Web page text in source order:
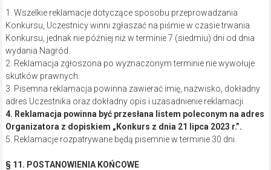
1. Wszelkie reklamacje dotyczące sposobu przeprowadzania
Konkursu, Uczestnicy winni zgłaszać na piśmie w czasie trwania
Konkursu, jednak nie później niż w terminie 7 (siedmiu) dni od dnia
wydania Nagród.
2. Reklamacja zgłoszona po wyznaczonym terminie nie wywołuje
skutków prawnych.
3. Pisemna reklamacja powinna zawierać imię, nazwisko, dokładny
adres Uczestnika oraz dokładny opis i uzasadnienie reklamacji.
4. Reklamacja powinna być przesłana listem poleconym na adres
Organizatora z dopiskiem „Konkurs z dnia 21 lipca 2023 r.”.
5. Reklamacje rozpatrywane będą pisemnie w terminie 30 dni.
§ 11. POSTANOWIENIA KOŃCOWE